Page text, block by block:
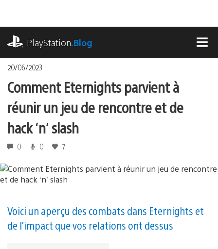
contenu
PlayStation.Blog
20/06/2023
Comment Eternights parvient à
réunir un jeu de rencontre et de
hack ‘n’ slash
0 0 7
Voici un aperçu des combats dans Eternights et
de l'impact que vos relations ont dessus